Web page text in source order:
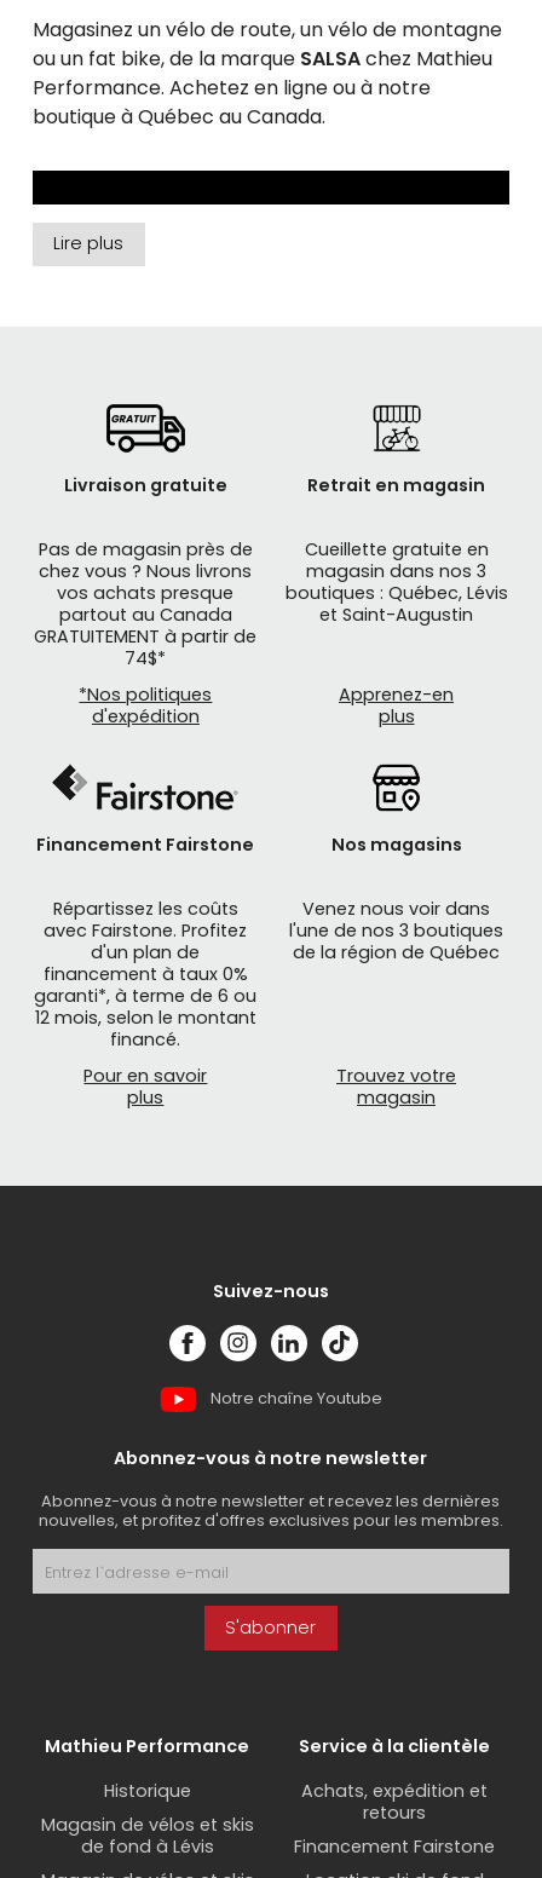
Magasinez un vélo de route, un vélo de montagne
ou un fat bike, de la marque SALSAchez Mathieu
Performance. Achetez en ligne ou à notre
boutique à Québec au Canada.
SALSA Cyclesest un fabricant de vélo américain
qui conçoit des vélos pour le cycliste de type
cyclotourisme, de montagne, de sentiers de
gravier et des fat bike.
porte-bagages, sacoches bikepacking, ainsi que
des vêtements de sa marque de commerce.
Mathieu Performancevous propose un vaste
fat bike, bmx et de vélos électriques, pour
hommes, femmes et enfants, disponibles en ligne
et dans notresalle de montre
Québec.
Découvrez notre gamme d'
cyclismespour maximiser votre plaisir à rouler.
Lire plus
Livraison gratuite
Pas de magasin près de
chez vous ? Nous livrons
vos achats presque
partout au Canada
GRATUITEMENT à partir de
74$*
*Nos politiques
d'expédition
Retrait en magasin
Cueillette gratuite en
magasin dans nos 3
boutiques : Québec, Lévis
et Saint-Augustin
Apprenez-en
plus
Financement Fairstone
Répartissez les coûts
avec Fairstone. Profitez
d'un plan de
financement à taux 0%
garanti*, à terme de 6 ou
12 mois, selon le montant
financé.
Pour en savoir
plus
Nos magasins
Venez nous voir dans
l'une de nos 3 boutiques
de la région de Québec
Trouvez votre
magasin
Suivez-nous
Notre chaîne Youtube
Abonnez-vous à notre newsletter
Abonnez-vous à notre newsletter et recevez les dernières
nouvelles, et profitez d'offres exclusives pour les membres.
S'abonner
Mathieu Performance
Historique
Magasin de vélos et skis
de fond à Lévis
Service à la clientèle
Achats, expédition et
retours
Financement Fairstone